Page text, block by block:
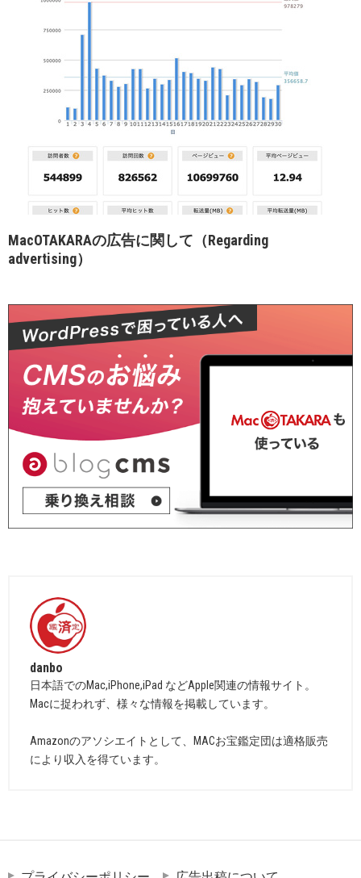
MacOTAKARAの広告に関して（Regarding
advertising）
danbo
日本語でのMac,iPhone,iPad などApple関連の情報サイト。
Macに捉われず、様々な情報を掲載しています。
Amazonのアソシエイトとして、MACお宝鑑定団は適格販売
により収入を得ています。